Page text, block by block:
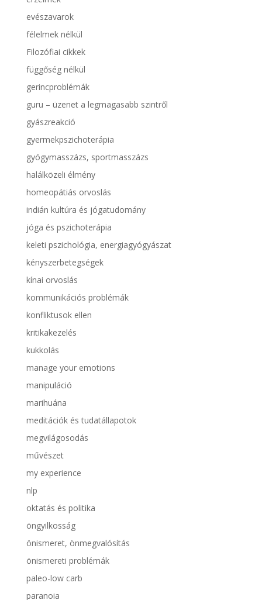
evészavarok
félelmek nélkül
Filozófiai cikkek
függőség nélkül
gerincproblémák
guru – üzenet a legmagasabb szintről
gyászreakció
gyermekpszichoterápia
gyógymasszázs, sportmasszázs
halálközeli élmény
homeopátiás orvoslás
indián kultúra és jógatudomány
jóga és pszichoterápia
keleti pszichológia, energiagyógyászat
kényszerbetegségek
kínai orvoslás
kommunikációs problémák
konfliktusok ellen
kritikakezelés
kukkolás
manage your emotions
manipuláció
marihuána
meditációk és tudatállapotok
megvilágosodás
művészet
my experience
nlp
oktatás és politika
öngyilkosság
önismeret, önmegvalósítás
önismereti problémák
paleo-low carb
paranoia